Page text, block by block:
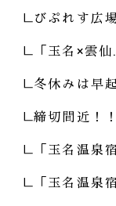
びぷれす広
「玉名×雲
冬休みは早
締切間近！
「玉名温泉
「玉名温泉